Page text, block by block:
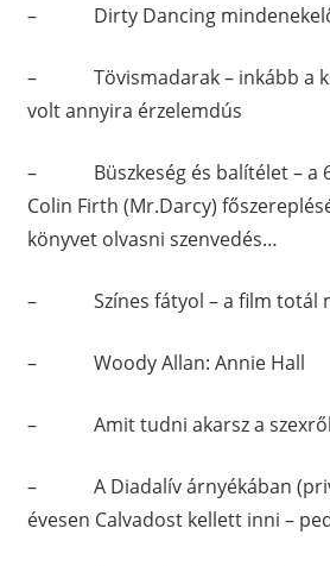
– Dirty Dancing
– Tövismadarak – inkább a
volt annyira érzelemdús
– Büszkeség és balítélet – a
Colin Firth (Mr.Darcy)
könyvet olvasni szenvedés…
– Színes fátyol – a film totál
– Woody Allan: Annie Hall
– Amit tudni akarsz a szexről
– A Diadalív árnyékában
évesen Calvadost kellett inni –